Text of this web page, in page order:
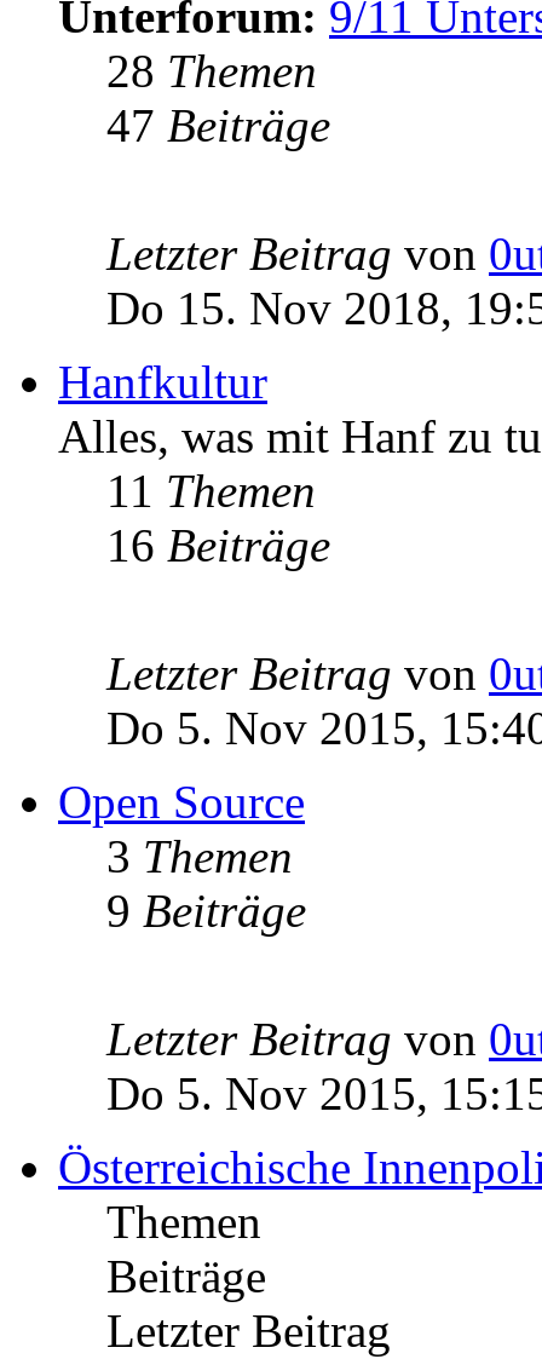
Unterforum: 9/11
28 Themen
47 Beiträge
Letzter Beitrag von
Do 15. Nov 2018,
Hanfkultur
Alles, was mit Hanf zu
11 Themen
16 Beiträge
Letzter Beitrag von
Do 5. Nov 2015,
Open Source
3 Themen
9 Beiträge
Letzter Beitrag von
Do 5. Nov 2015,
Österreichische
Themen
Beiträge
Letzter Beitrag